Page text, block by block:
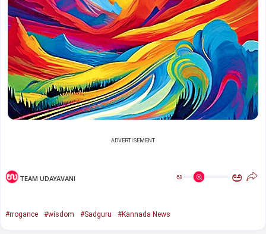
ADVERTISEMENT
TEAM UDAYAVANI ಅ ಅ
#rrogance #wisdom #Sadguru #Kannada News